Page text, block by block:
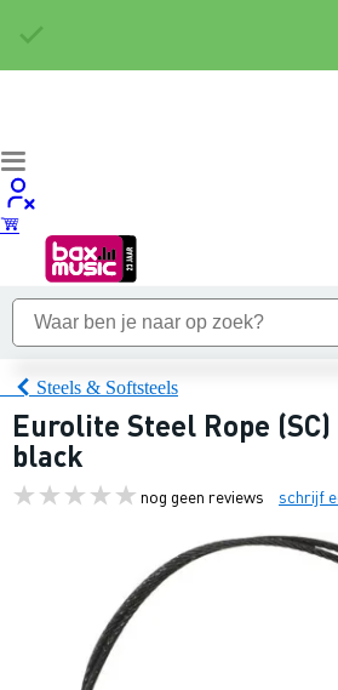
Steels & Softsteels
Eurolite Steel Rope
black
nog geen reviews schrijf